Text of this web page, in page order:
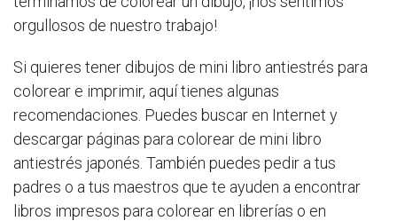
orgullosos de nuestro trabajo!
Si quieres tener dibujos de mini libro antiestrés para
colorear e imprimir, aquí tienes algunas
recomendaciones. Puedes buscar en Internet y
descargar páginas para colorear de mini libro
antiestrés japonés. También puedes pedir a tus
padres o a tus maestros que te ayuden a encontrar
libros impresos para colorear en librerías o en